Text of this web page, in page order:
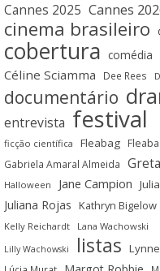
Cannes 2025 Cannes
cinema brasileiro
cobertura comédia
Céline Sciamma Dee Rees
documentário
entrevista festival
ficção científica Fleabag
Gabriela Amaral Almeida
Halloween Jane Campion
Juliana Rojas Kathryn Bigelow
Kelly Reichardt Lana Wachowski
Lilly Wachowski listas